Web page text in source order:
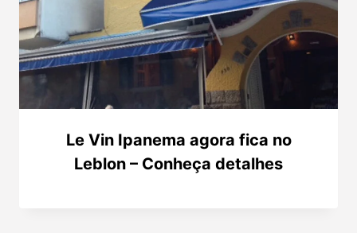
Le Vin Ipanema agora fica no
Leblon – Conheça detalhes